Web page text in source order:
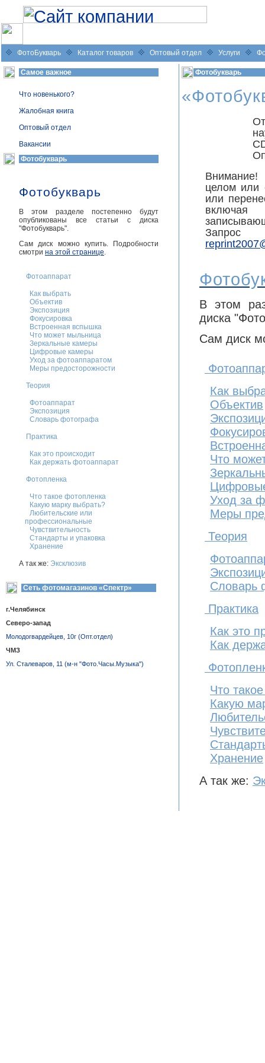
ФотоБукварь Каталог товаров Оптовый отдел Услуги
Самое важное
Что новенького?
Жалобная книга
Оптовый отдел
Вакансии
Фотобукварь
Фотобукварь
В этом разделе постепенно будут
опубликованы все статьи с диска
"Фотобукварь".
Сам диск можно купить. Подробности
смотри на этой странице.
Фотоаппарат
Как выбрать
Объектив
Экспозиция
Фокусировка
Встроенная вспышка
Что может мыльница
Зеркальные камеры
Цифровые камеры
Уход за фотоаппаратом
Меры предосторожности
Теория
Фотоаппарат
Экспозиция
Словарь фотографа
Практика
Как это происходит
Как держать фотоаппарат
Фотопленка
Что такое фотопленка
Какую марку выбрать?
Любительские или
профессиональные
Чувствительность
Стандарты и упаковка
Хранение
А так же: Эксклюзив
Сеть фотомагазинов «Спектр»
г.Челябинск
Северо-запад
Молодогвардейцев, 10г (Опт.отдел)
ЧМЗ
Ул. Сталеваров, 11 (м-н "Фото.Часы.Музыка")
Фотобукварь
Внимание!
целом или
или
включая
Запрос
В этом
диска
Сам диск
Как
Объектив
Что
Уход за
Меры
Теория
Словарь
Практика
Как это
Как
Что
Какую
Хранение
А так же: